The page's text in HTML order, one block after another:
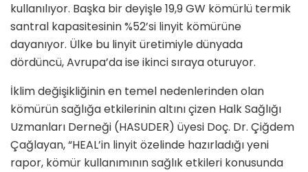
kullanılıyor. Başka bir deyişle 19,9 GW kömürlü termik
santral kapasitesinin %52’si linyit kömürüne
dayanıyor. Ülke bu linyit üretimiyle dünyada
dördüncü, Avrupa’da ise ikinci sıraya oturuyor.
İklim değişikliğinin en temel nedenlerinden olan
kömürün sağlığa etkilerinin altını çizen Halk Sağlığı
Uzmanları Derneği (HASUDER) üyesi Doç. Dr. Çiğdem
Çağlayan, “HEAL’in linyit özelinde hazırladığı yeni
rapor, kömür kullanımının sağlık etkileri konusunda